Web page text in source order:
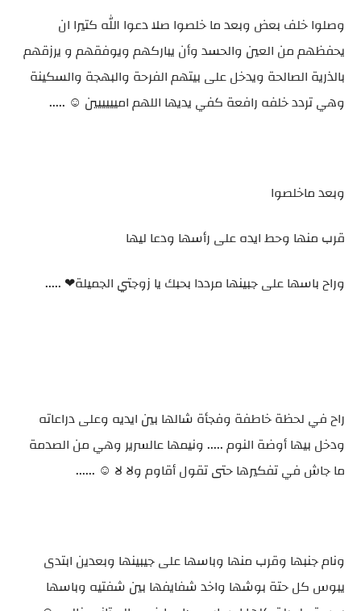
وصلوا خلف بعض وبعد ما خلصوا صلا دعوا الله كتيرا ان
يحفظهم من العين والحسد وأن يباركهم ويوفقهم و يرزقهم
بالذرية الصالحة ويدخل على بيتهم الفرحة والبهجة والسكينة
وهي تردد خلفه رافعة كفي يديها اللهم اميييييين ☺️ .....
وبعد ماخلصوا
قرب منها وحط ايده على رأسها ودعا ليها
وراح باسها على جبينها مرددا بحبك يا زوجتي الجميلة❤ .....
راح في لحظة خاطفة وفجأة شالها بين ايديه وعلى دراعاته
ودخل بيها أوضة النوم ..... ونيمها عالسرير وهي من الصدمة
ما جاش في تفكيرها حتى تقول أقاوم ولا لا ☺️ ......
ونام جنبها وقرب منها وباسها على جيبينها وبعدين ابتدى
يبوس كل حتة بوشها واخد شفايفها بين شفتيه وباسها